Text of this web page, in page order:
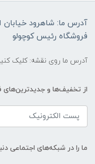
آدرس ما: شاهرود خیابان
فروشگاه رئیس کوچولو
آدرس ما روی نقشه: کلیک
از تخفیف‌ها و جدیدترین‌های
ما را در شبکه‌های اجتماعی